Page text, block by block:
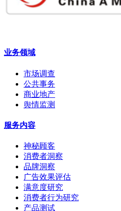
业务领域
市场调查
公共事务
商业地产
舆情监测
服务内容
神秘顾客
消费者洞察
品牌洞察
广告效果评估
满意度研究
消费者行为研究
产品测试